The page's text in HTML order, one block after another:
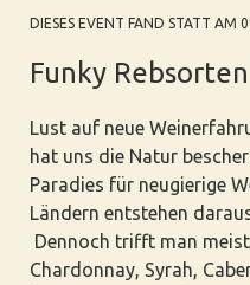
DIESES EVENT FAND STATT AM
Funky
Lust auf neue
hat uns die Natur
Paradies für neugierige
Ländern entstehen
Dennoch trifft man
Chardonnay, Syrah,